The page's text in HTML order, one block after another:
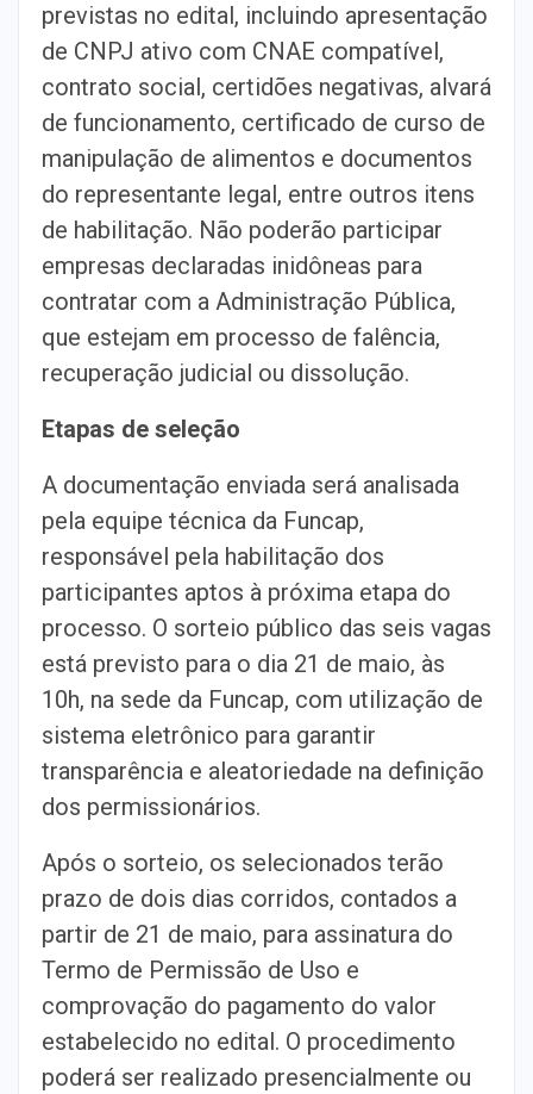
previstas no edital, incluindo apresentação
de CNPJ ativo com CNAE compatível,
contrato social, certidões negativas, alvará
de funcionamento, certificado de curso de
manipulação de alimentos e documentos
do representante legal, entre outros itens
de habilitação. Não poderão participar
empresas declaradas inidôneas para
contratar com a Administração Pública,
que estejam em processo de falência,
recuperação judicial ou dissolução.
Etapas de seleção
A documentação enviada será analisada
pela equipe técnica da Funcap,
responsável pela habilitação dos
participantes aptos à próxima etapa do
processo. O sorteio público das seis vagas
está previsto para o dia 21 de maio, às
10h, na sede da Funcap, com utilização de
sistema eletrônico para garantir
transparência e aleatoriedade na definição
dos permissionários.
Após o sorteio, os selecionados terão
prazo de dois dias corridos, contados a
partir de 21 de maio, para assinatura do
Termo de Permissão de Uso e
comprovação do pagamento do valor
estabelecido no edital. O procedimento
poderá ser realizado presencialmente ou